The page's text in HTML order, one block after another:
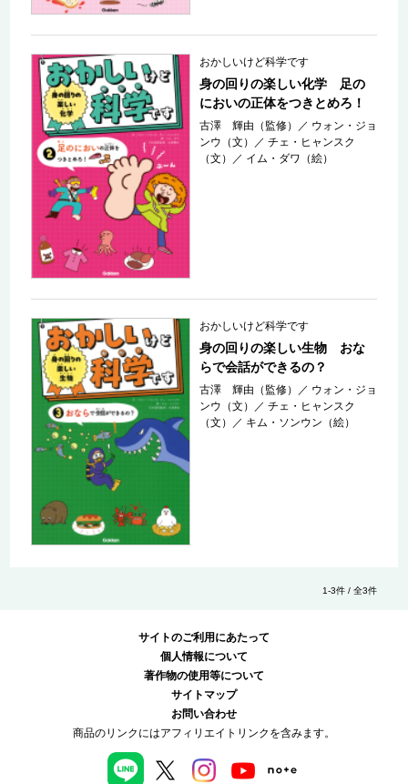
おかしいけど科学です
身の回りの楽しい化学 足の
においの正体をつきとめろ！
古澤 輝由（監修） ／ ウォン・ジョ
ンウ（文）
／チェ・ヒャンスク
（文）
／ イム・ダワ（絵）
おかしいけど科学です
身の回りの楽しい生物 おな
らで会話ができるの？
古澤 輝由（監修） ／ ウォン・ジョ
ンウ（文）
／チェ・ヒャンスク
（文）
／ キム・ソンウン（絵）
1-3件 / 全3件
サイトのご利用にあたって
個人情報について
著作物の使用等について
サイトマップ
お問い合わせ
商品のリンクにはアフィリエイトリンクを含みます。